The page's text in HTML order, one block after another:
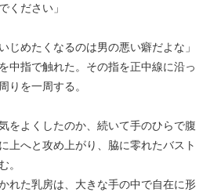
ください」
じめたくなるのは男の悪い癖だよな」
中指で触れた。その指を正中線に沿っ
りを一周する。
をよくしたのか、続いて手のひらで腹
上へと攻め上がり、脇に零れたバスト
。
れた乳房は、大きな手の中で自在に形